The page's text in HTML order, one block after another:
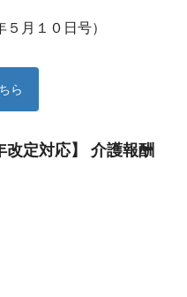
５月１０日号）
ら
改定対応】 介護報酬